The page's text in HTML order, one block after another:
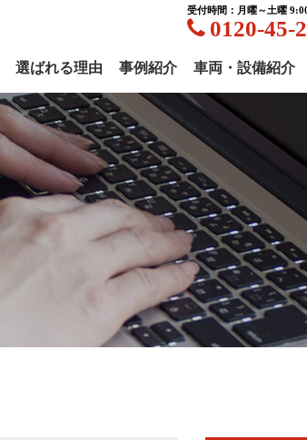
選ばれる理由 事例紹介 車両・設備紹介
受付時間：月曜～土曜
0120-45-